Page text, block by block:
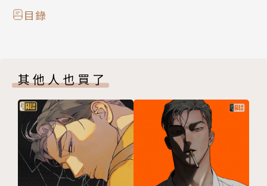
目錄
其他人也買了